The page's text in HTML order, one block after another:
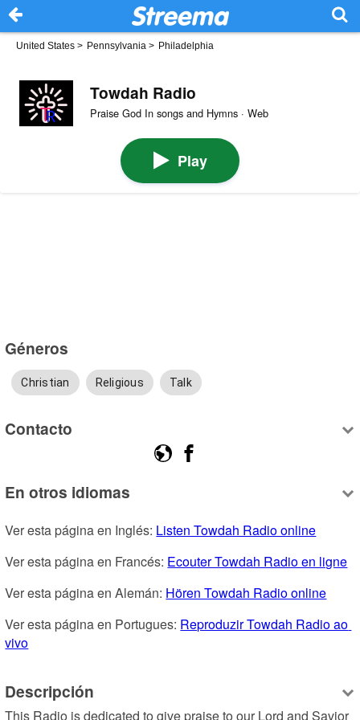
United States > Pennsylvania > Philadelphia
Towdah Radio
Praise God In songs and Hymns · Web
Play
Géneros
Christian Religious Talk
Contacto
En otros idiomas
Ver esta página en Inglés: Listen Towdah Radio online
Ver esta página en Francés: Ecouter Towdah Radio en ligne
Ver esta página en Alemán: Hören Towdah Radio online
Ver esta página en Portugues: Reproduzir Towdah Radio ao
vivo
Descripción
This Radio is dedicated to give praise to our Lord and Savior